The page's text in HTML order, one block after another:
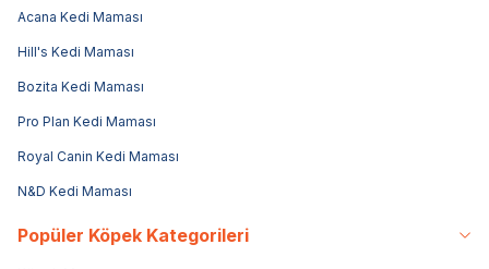
Acana Kedi Maması
Hill's Kedi Maması
Bozita Kedi Maması
Pro Plan Kedi Maması
Royal Canin Kedi Maması
N&D Kedi Maması
Popüler Köpek Kategorileri